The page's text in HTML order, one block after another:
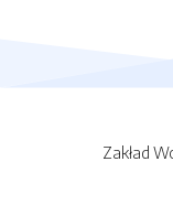
Zakład